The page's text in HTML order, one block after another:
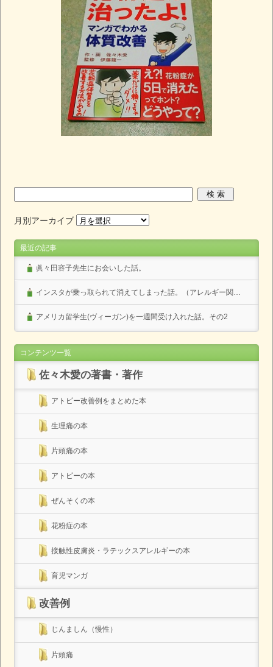
月別アーカイブ
最近の記事
眞々田容子先生にお会いした話。
アメリカ留学生(ヴィーガン)を一週間受け入れた話。その2
コンテンツ一覧
佐々木愛の著書・著作
アトピー改善例をまとめた本
生理痛の本
片頭痛の本
アトピーの本
ぜんそくの本
花粉症の本
接触性皮膚炎・ラテックスアレルギーの本
育児マンガ
改善例
じんましん（慢性）
片頭痛